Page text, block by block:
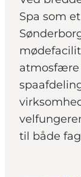
Planlæg
Spa som
atmosfære
til både